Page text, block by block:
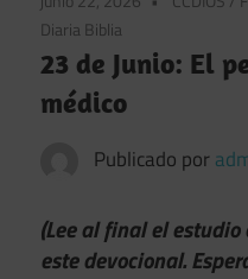
Diaria Biblia
23 de Junio: El
médico
Publicado por
(Lee al final el
este devocional.